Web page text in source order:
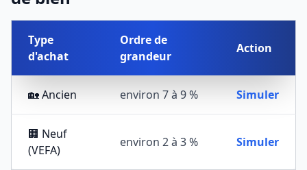
Type
d'achat
Ordre de
grandeur
Action
🏡 Ancien environ 7 à 9 % Simuler
🏢 Neuf
(VEFA)
environ 2 à 3 % Simuler